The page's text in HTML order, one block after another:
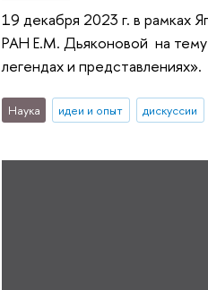
19 декабря 2023 г. в
РАН Е.М. Дьяконовой на тему
легендах и представлениях».
Наука идеи и опыт дискуссии